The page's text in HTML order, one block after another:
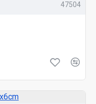
47504